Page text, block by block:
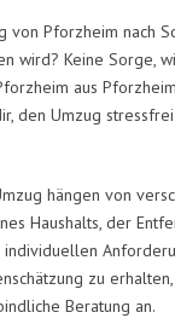
von Pforzheim nach
wird? Keine Sorge,
aus
den Umzug
hängen von
Haushalts, der
zu
Beratung an.